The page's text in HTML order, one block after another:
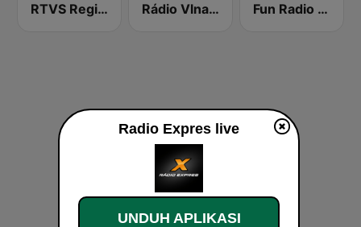
RTVS Regina Vychod Rádio Vlna - Golden Hits Fun Radio Czechoslovakia
Radio Expres live
UNDUH APLIKASI